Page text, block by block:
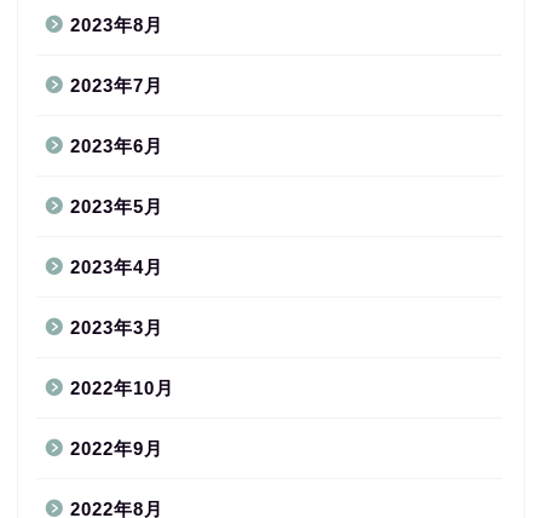
2023年8月
2023年7月
2023年6月
2023年5月
2023年4月
2023年3月
2022年10月
2022年9月
2022年8月